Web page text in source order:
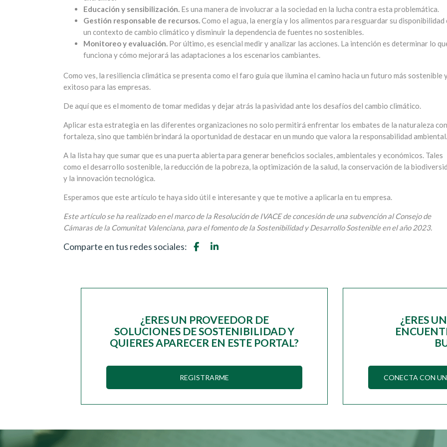
Educación y sensibilización. Es una manera de involucrar a la sociedad en la lucha contra esta problemática.
Gestión responsable de recursos.Como el agua, la energía y los alimentos para resguardar su disponibilidad
un contexto de cambio climático y disminuir la dependencia de fuentes no sostenibles.
Monitoreo y evaluación. Por último, es esencial medir y analizar las acciones. La intención es determinar lo
funciona y cómo mejorará las adaptaciones a los escenarios cambiantes.
Como ves, la resiliencia climática se presenta como el faro guía que ilumina el camino hacia un futuro más sostenible
exitoso para las empresas.
De aquí que es el momento de tomar medidas y dejar atrás la pasividad ante los desafíos del cambio climático.
Aplicar esta estrategia en las diferentes organizaciones no solo permitirá enfrentar los embates de la naturaleza con
fortaleza, sino que también brindará la oportunidad de destacar en un mundo que valora la responsabilidad ambiental.
A la lista hay que sumar que es una puerta abierta para generar beneficios sociales, ambientales y económicos. Tales
como el desarrollo sostenible, la reducción de la pobreza, la optimización de la salud, la conservación de la
y la innovación tecnológica.
Esperamos que este artículo te haya sido útil e interesante y que te motive a aplicarla en tu empresa.
Este artículo se ha realizado en el marco de la Resolución de IVACE de concesión de una subvención al Consejo de
Cámaras de la Comunitat Valenciana, para el fomento de la Sostenibilidad y Desarrollo Sostenible en el año 2023.
Comparte en tus redes sociales:
¿ERES UN PROVEEDOR DE
SOLUCIONES DE SOSTENIBILIDAD Y
QUIERES APARECER EN ESTE PORTAL?
REGISTRARME
¿ERES
CONECTA CON